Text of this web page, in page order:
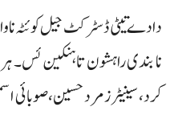
دا دے تیٹی ڈسٹرکٹ جیل کوئٹہ نا
نا بندی راہشون تا ہنکین ئس۔
کرد، سینیٹر زمرد حسین، صوبائی